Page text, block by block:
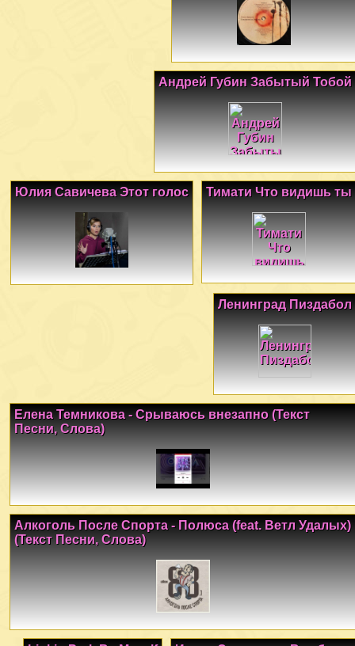
Андрей Губин Забытый Тобой
Тимати Что видишь ты
Юлия Савичева Этот голос
Ленинград Пиздабол
Елена Темникова - Срываюсь внезапно (Текст
Песни, Слова)
Алкоголь После Спорта - Полюса (feat. Ветл Удалых)
(Текст Песни, Слова)